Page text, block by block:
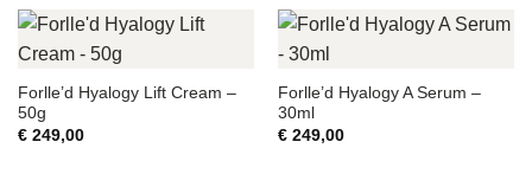
Forlle’d Hyalogy Lift Cream –
50g
€249,00
Forlle’d Hyalogy A Serum –
30ml
€249,00